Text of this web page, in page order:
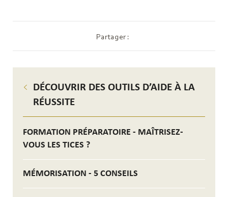
DÉCOUVRIR DES OUTILS D’AIDE À LA
RÉUSSITE
FORMATION PRÉPARATOIRE - MAÎTRISEZ-
VOUS LES TICES ?
MÉMORISATION - 5 CONSEILS
Partager :